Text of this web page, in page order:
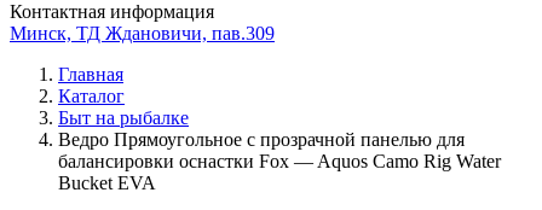
Контактная информация
Минск, ТД Ждановичи, пав.309
Главная
Каталог
Быт на рыбалке
Ведро Прямоугольное с прозрачной панелью для
балансировки оснастки Fox — Aquos Camo Rig Water
Bucket EVA